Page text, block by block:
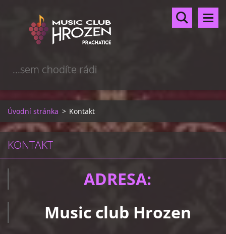
...sem chodíte rádi
Úvodní stránka > Kontakt
KONTAKT
ADRESA:
Music club Hrozen